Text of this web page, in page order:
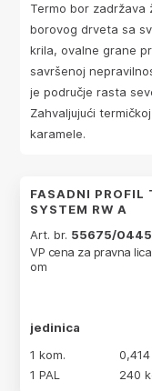
Termo bor zadržava
borovog drveta sa
krila, ovalne grane
savršenoj
je područje rasta
Zahvaljujući
karamele.
FASADNI PROFIL
SYSTEM RW A
Art. br. 55675/0445
VP cena za pravna
om
jedinica
1 kom.
0,414
1 PAL
240